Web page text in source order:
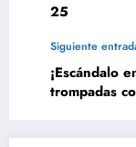
25
Siguiente
¡Escándalo
trompadas